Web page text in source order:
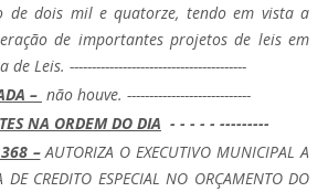
de dois mil e quatorze, tendo em vista a
de importantes projetos de leis em
Leis. ----------------------------------------
– não houve. ----------------------------
NA ORDEM DO DIA - - - - - ---------
–AUTORIZA O EXECUTIVO MUNICIPAL A
DE CREDITO ESPECIAL NO ORÇAMENTO DO